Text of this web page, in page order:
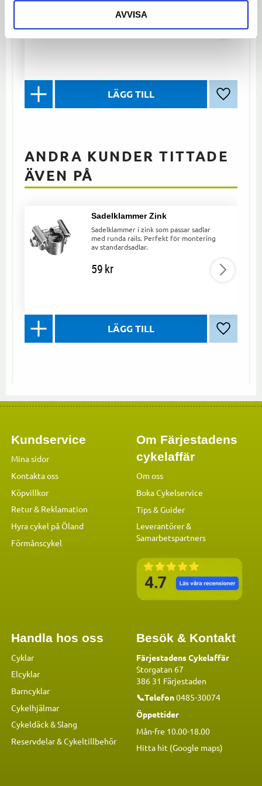
AVVISA
stål. Lång och hållbar för optimal
komfort och kontroll på MTB-cykeln.
149kr
Lägg till
ANDRA KUNDER TITTADE
ÄVEN PÅ
Sadelklammer Zink
Sadelklammer i zink som passar sadlar
med runda rails. Perfekt för montering
av standardsadlar.
59kr
Lägg till
Kundservice
Mina sidor
Kontakta oss
Köpvillkor
Retur & Reklamation
Hyra cykel på Öland
Förmånscykel
Om Färjestadens
cykelaffär
Om oss
Boka Cykelservice
Tips & Guider
Leverantörer &
Samarbetspartners
Handla hos oss
Cyklar
Elcyklar
Barncyklar
Cykelhjälmar
Cykeldäck & Slang
Reservdelar&Cykeltillbehör
Besök & Kontakt
Färjestadens Cykelaffär
Storgatan 67
386 31 Färjestaden
📞Telefon0485-30074
Öppettider
Mån-fre 10.00-18.00
Hitta hit (Google maps)